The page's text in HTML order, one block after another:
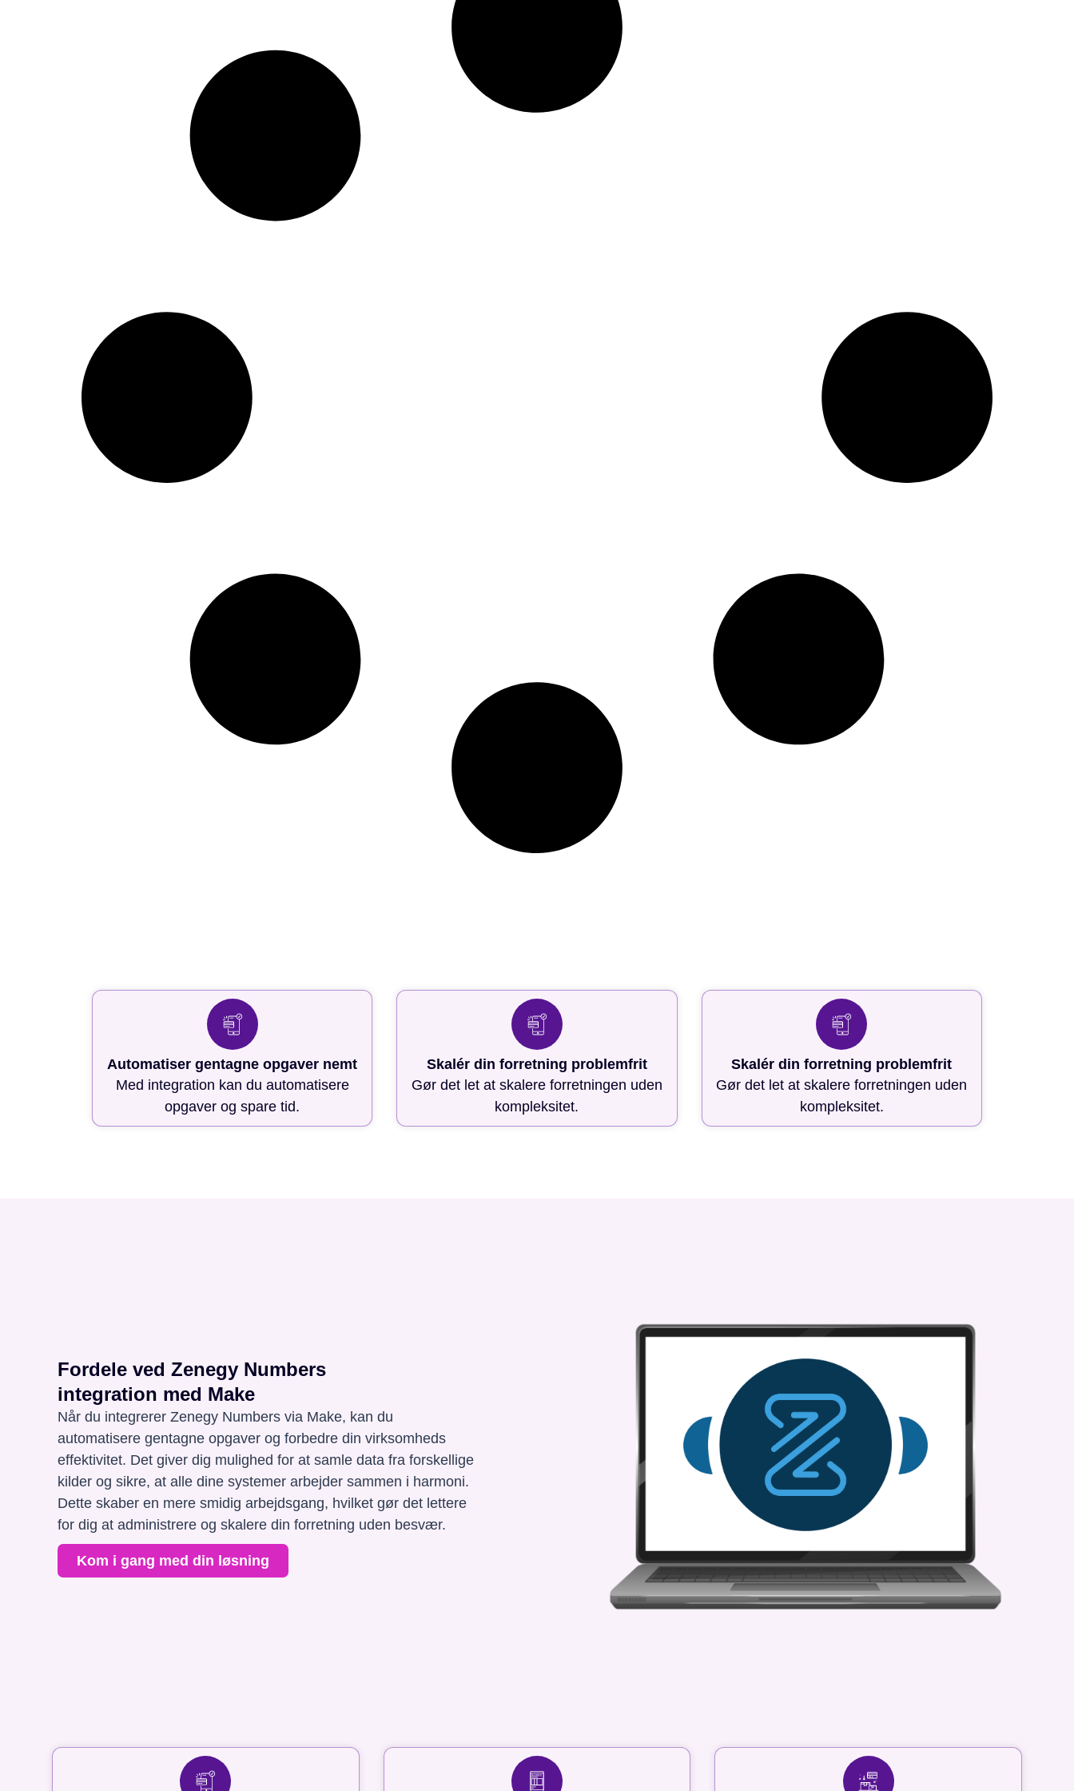
Automatiser gentagne opgaver nemt
Med integration kan du automatisere
opgaver og spare tid.
Skalér din forretning problemfrit
Gør det let at skalere forretningen uden
kompleksitet.
Skalér din forretning problemfrit
Gør det let at skalere forretningen uden
kompleksitet.
Fordele ved Zenegy Numbers
integration med Make
Når du integrerer Zenegy Numbers via Make, kan du
automatisere gentagne opgaver og forbedre din virksomheds
effektivitet. Det giver dig mulighed for at samle data fra forskellige
kilder og sikre, at alle dine systemer arbejder sammen i harmoni.
Dette skaber en mere smidig arbejdsgang, hvilket gør det lettere
for dig at administrere og skalere din forretning uden besvær.
Kom i gang med din løsning